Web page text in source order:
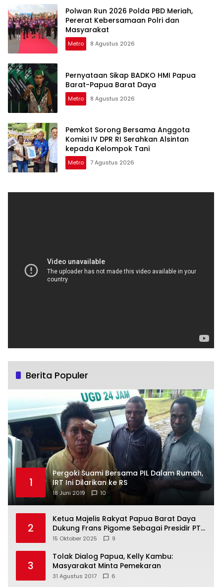
Polwan Run 2026 Polda PBD Meriah,
Pererat Kebersamaan Polri dan
Masyarakat
Metro 8 Agustus 2026
Pernyataan Sikap BADKO HMI Papua
Barat-Papua Barat Daya
Metro 8 Agustus 2026
Pemkot Sorong Bersama Anggota
Komisi IV DPR RI Serahkan Alsintan
kepada Kelompok Tani
Metro 7 Agustus 2026
Berita Populer
1
Pergoki Suami Bersama PIL Dalam Rumah,
IRT Ini Dilarikan ke RS
18 Juni 2019 10
2
Ketua Majelis Rakyat Papua Barat Daya
Dukung Frans Pigome Sebagai Presidir PT
Freeport Indonesia
15 Oktober 2025 9
3
Tolak Dialog Papua, Kelly Kambu:
Masyarakat Minta Pemekaran
31 Agustus 2017 6